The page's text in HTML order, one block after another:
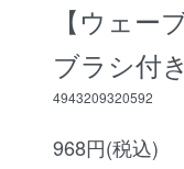
【ウェー
ブラシ付
4943209320592
968円(税込)